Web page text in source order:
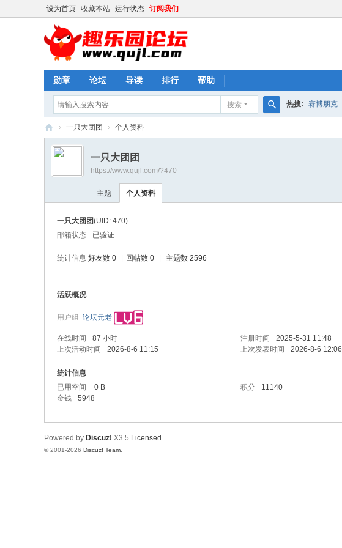
设为首页 收藏本站 运行状态 订阅我们
勋章 论坛 导读 排行 帮助
搜索
索
热搜: 赛博朋克
趣
园
› 一只大团团 › 个人资料
一只大团团
https://www.qujl.com/?470
主题 个人资料
一只大团团(UID: 470)
邮箱状态
已验证
统计信息 好友数 0 回帖数 0 主题数 2596
活跃概况
用户组 论坛元老
在线时间 87 小时 注册时间 2025-5-31 11:48
上次活动时间
2026-8-6 11:15 上次发表时间 2026-8-6 12:06
统计信息
已用空间
0 B 积分 11140
金钱
5948
Powered by Discuz! X3.5 Licensed
© 2001-2026 Discuz! Team